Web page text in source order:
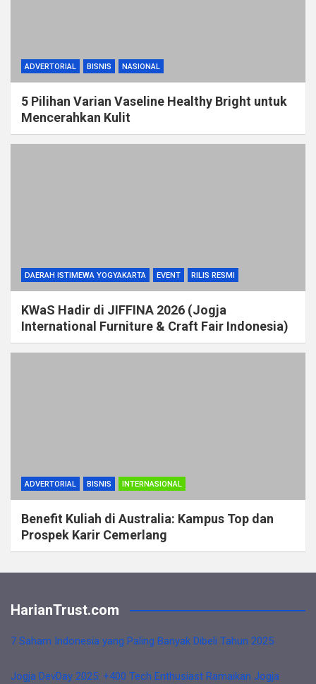
ADVERTORIAL BISNIS NASIONAL
5 Pilihan Varian Vaseline Healthy Bright untuk
Mencerahkan Kulit
DAERAH ISTIMEWA YOGYAKARTA EVENT RILIS RESMI
KWaS Hadir di JIFFINA 2026 (Jogja
International Furniture & Craft Fair Indonesia)
ADVERTORIAL BISNIS INTERNASIONAL
Benefit Kuliah di Australia: Kampus Top dan
Prospek Karir Cemerlang
HarianTrust.com
7 Saham Indonesia yang Paling Banyak Dibeli Tahun 2025
Jogja DevDay 2025: +400 Tech Enthusiast Ramaikan Jogja